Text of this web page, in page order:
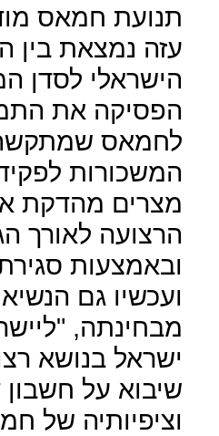
תנועת חמאס
עזה נמצאת בין
הישראלי לסדן
הפסיקה את
לחמאס
המשכורות
מצרים מהדקת
הרצועה לאורך
ובאמצעות
ועכשיו גם
מבחינתה,
ישראל בנושא
שיבוא על חשבון
וציפיותיה של